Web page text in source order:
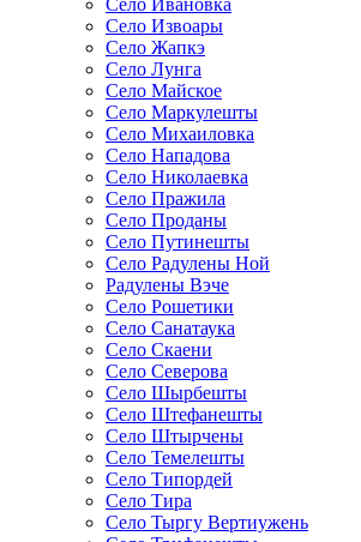
Село Ивановка
Село Извоары
Село Жапкэ
Село Лунга
Село Майское
Село Маркулешты
Село Михаиловка
Село Нападова
Село Николаевка
Село Пражила
Село Проданы
Село Путинешты
Село Радулены Ной
Радулены Вэче
Село Рошетики
Село Санатаука
Село Скаени
Село Северова
Село Шырбешты
Село Штефанешты
Село Штырчены
Село Темелешты
Село Типордей
Село Тира
Село Тыргу Вертиужень